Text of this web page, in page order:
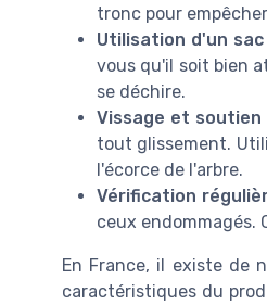
tronc pour
Utilisation d'un
vous qu'il soit bien
se déchire.
Vissage et soutien
tout glissement.
l'écorce de l'arbre.
Vérification
ceux endommagés.
En France, il existe de
caractéristiques du